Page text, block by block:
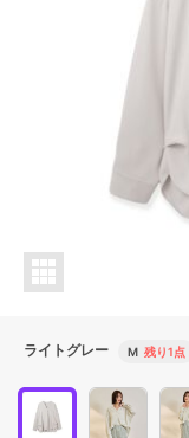
ライトグレー M 残り1点